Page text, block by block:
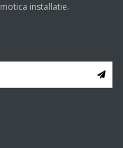
installatie.